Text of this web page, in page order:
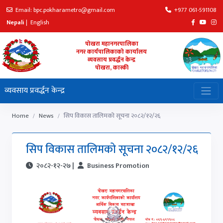
Email: bpc.pokharametro@gmail.com
+977 061-591108
Nepali | English
पोखरा महानगरपालिका
नगर कार्यपालिकाको कार्यालय
व्यवसाय प्रवर्द्धन केन्द्र
पोखरा, कास्की
व्यवसाय प्रवर्द्धन केन्द्र
Home News सिप विकास तालिमको सूचना २०८२/१२/२६
सिप विकास तालिमको सूचना २०८२/१२/२६
२०८२-१२-२७ | Business Promotion